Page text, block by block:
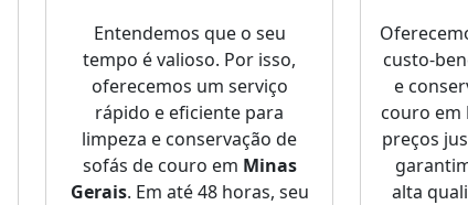
Entendemos que o seu
tempo é valioso. Por isso,
oferecemos um serviço
rápido e eficiente para
limpeza e conservação de
sofás de couro em Minas
Gerais. Em até 48 horas, seu
custo-
e
couro em
preços
alta